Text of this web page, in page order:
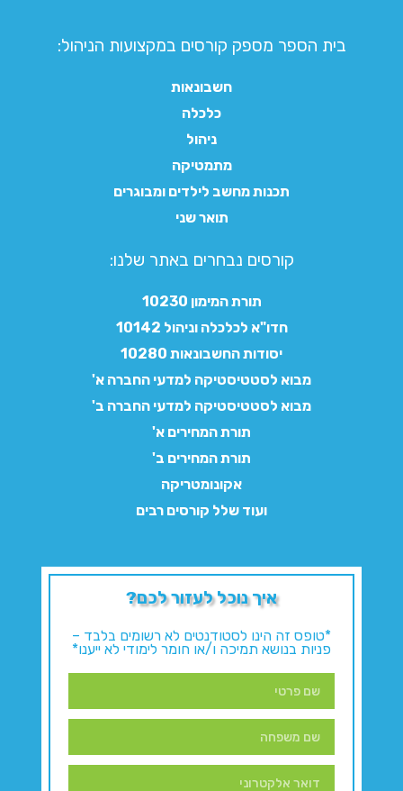
בית הספר מספק קורסים במקצועות הניהול:
חשבונאות
כלכלה
ניהול
מתמטיקה
תכנות מחשב לילדים ומבוגרים
תואר שני
קורסים נבחרים באתר שלנו:​
תורת המימון 10230
חדו"א לכלכלה וניהול 10142
יסודות החשבונאות 10280
מבוא לסטטיסטיקה למדעי החברה א'
מבוא לסטטיסטיקה למדעי החברה ב'
תורת המחירים א'
תורת המחירים ב'
אקונומטריקה
ועוד שלל קורסים רבים
איך נוכל לעזור לכם?
*טופס זה הינו לסטודנטים לא רשומים בלבד –
פניות בנושא תמיכה ו/או חומר לימודי לא ייענו*